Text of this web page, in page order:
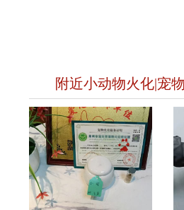
附近小动物火化|宠